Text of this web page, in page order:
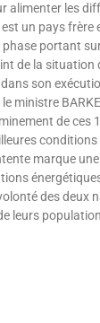
alimenter les
un pays frère
phase portant
de la situation
son
ministre
de ces
marque
des deux
leurs